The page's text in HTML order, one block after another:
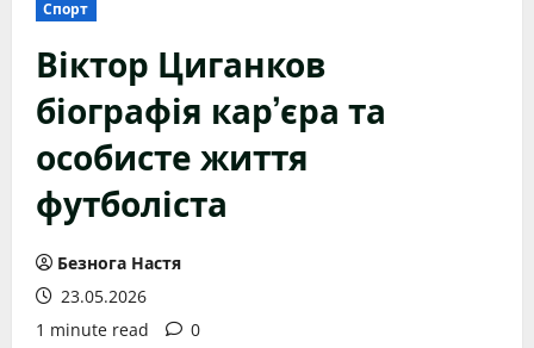
Спорт
Віктор Циганков
біографія кар’єра та
особисте життя
футболіста
Безнога Настя
23.05.2026
1 minute read
0